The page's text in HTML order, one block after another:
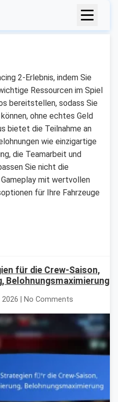
2-Erlebnis, indem Sie
Ressourcen im Spiel
bereitstellen, sodass Sie
ohne echtes Geld
bietet die Teilnahme an
wie einzigartige
die Teamarbeit und
Sie nicht die
mit wertvollen
für Ihre Fahrzeuge
für die Crew-Saison,
Belohnungsmaximierung
| No Comments